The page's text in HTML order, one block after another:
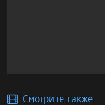
Смотрите также